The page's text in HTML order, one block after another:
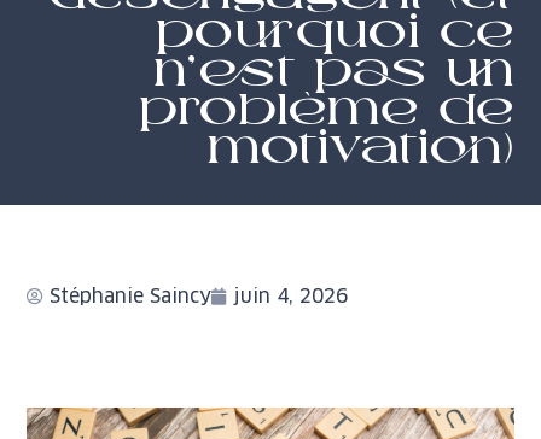
pourquoi ce
n’est pas un
problème de
motivation)
Stéphanie Saincy juin 4, 2026